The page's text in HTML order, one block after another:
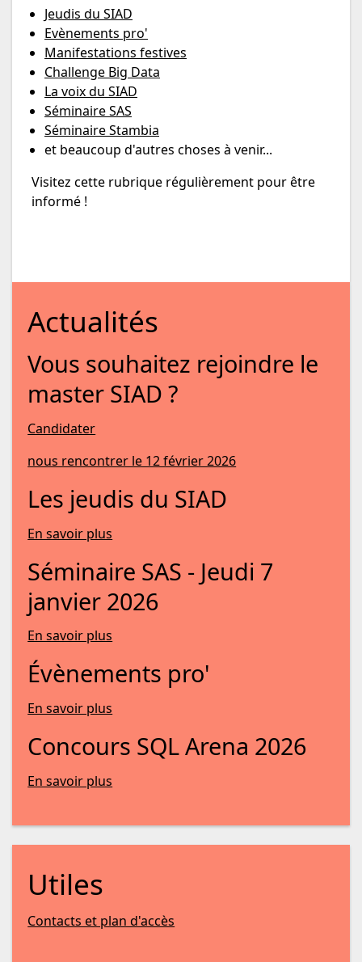
Jeudis du SIAD
Evènements pro'
Manifestations festives
Challenge Big Data
La voix du SIAD
Séminaire SAS
Séminaire Stambia
et beaucoup d'autres choses à venir...
Visitez cette rubrique régulièrement pour être
informé !
Actualités
Vous souhaitez rejoindre le
master SIAD ?
Candidater
nous rencontrer le 12 février 2026
Les jeudis du SIAD
En savoir plus
Séminaire SAS - Jeudi 7
janvier 2026
En savoir plus
Évènements pro'
En savoir plus
Concours SQL Arena 2026
En savoir plus
Utiles
Contacts et plan d'accès